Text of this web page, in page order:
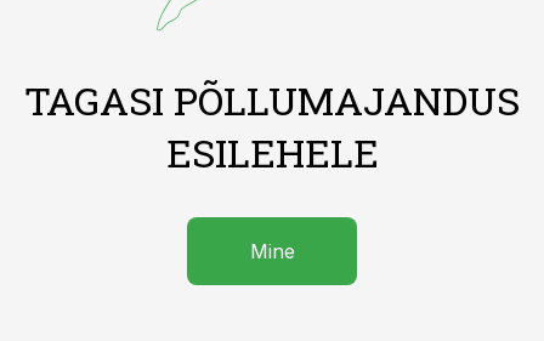
TAGASI PÕLLUMAJANDUS
ESILEHELE
Mine